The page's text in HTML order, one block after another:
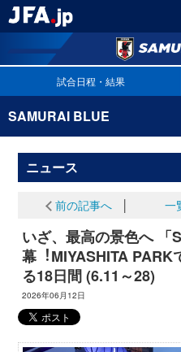
試合日程・結果
SAMURAI BLUE
ニュース
前の記事へ 一
いざ、最高の景色へ
幕︕MIYASHITA PARK
る18日間 (6.11～28)
2026年06月12日